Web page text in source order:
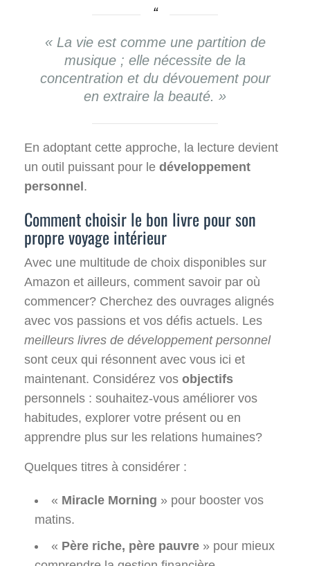
« La vie est comme une partition de
musique ; elle nécessite de la
concentration et du dévouement pour
en extraire la beauté. »
En adoptant cette approche, la lecture devient
un outil puissant pour le développement
personnel.
Comment choisir le bon livre pour son
propre voyage intérieur
Avec une multitude de choix disponibles sur
Amazon et ailleurs, comment savoir par où
commencer? Cherchez des ouvrages alignés
avec vos passions et vos défis actuels. Les
meilleurs livres de développement personnel
sont ceux qui résonnent avec vous ici et
maintenant. Considérez vos objectifs
personnels : souhaitez-vous améliorer vos
habitudes, explorer votre présent ou en
apprendre plus sur les relations humaines?
Quelques titres à considérer :
« Miracle Morning » pour booster vos
matins.
« Père riche, père pauvre » pour mieux